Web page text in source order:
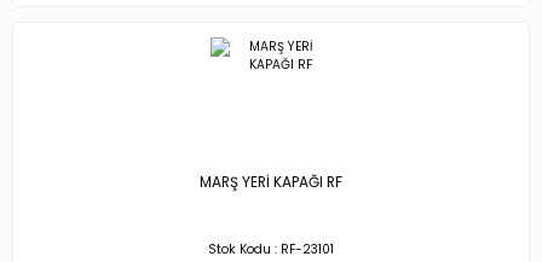
MARŞ YERİ KAPAĞI RF
Stok Kodu : RF-23101